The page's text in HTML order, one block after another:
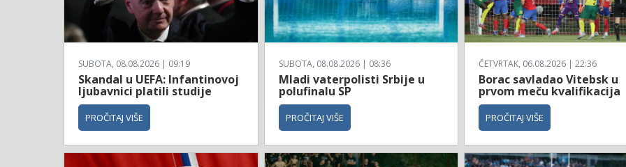
SUBOTA, 08.08.2026 | 09:19
Skandal u UEFA: Infantinovoj
ljubavnici platili studije
PROČITAJ VIŠE
SUBOTA, 08.08.2026 | 08:36
Mladi vaterpolisti Srbije u
polufinalu SP
PROČITAJ VIŠE
ČETVRTAK, 06.08.2026 | 22:36
Borac savladao Vitebsk u
prvom meču kvalifikacija
PROČITAJ VIŠE